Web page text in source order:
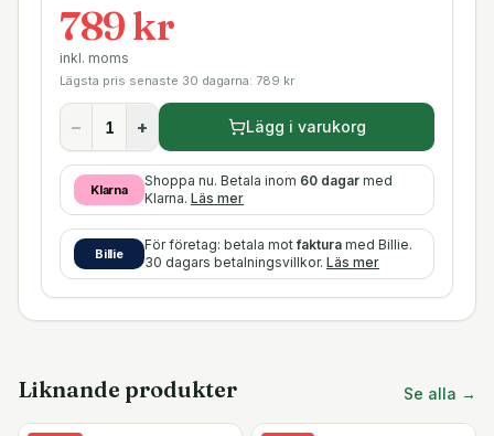
789 kr
inkl. moms
Lägsta pris senaste 30 dagarna: 789 kr
− + Lägg i varukorg
Klarna
Shoppa nu. Betala inom 60 dagar med
Klarna. Läs mer
Billie
För företag: betala motfaktura med Billie.
30 dagars betalningsvillkor. Läs mer
Liknande produkter Se alla →